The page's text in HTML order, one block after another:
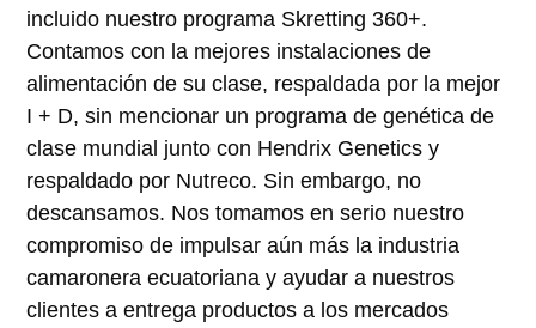
incluido nuestro programa Skretting 360+.
Contamos con la mejores instalaciones de
alimentación de su clase, respaldada por la mejor
I + D, sin mencionar un programa de genética de
clase mundial junto con Hendrix Genetics y
respaldado por Nutreco. Sin embargo, no
descansamos. Nos tomamos en serio nuestro
compromiso de impulsar aún más la industria
camaronera ecuatoriana y ayudar a nuestros
clientes a entrega productos a los mercados